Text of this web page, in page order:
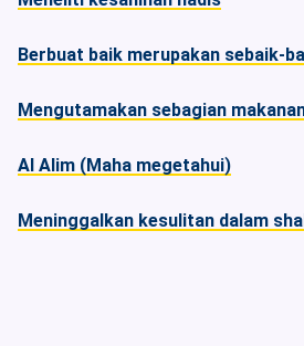
Berbuat baik merupakan sebaik-
Mengutamakan sebagian
Al Alim (Maha megetahui)
Meninggalkan kesulitan dalam